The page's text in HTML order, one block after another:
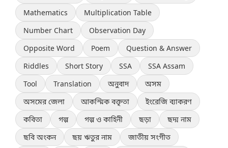
Mathematics
Multiplication Table
Number Chart
Observation Day
Opposite Word
Poem
Question & Answer
Riddles
Short Story SSA
SSA Assam
Tool
Translation অনুবাদ
অসম
অসমের জেলা
আকস্মিক বক্তৃতা
ইংরেজি ব্যাকরণ
কবিতা
গল্প গল্প ও কাহিনী ছড়া
ছদ্ম নাম
ছবি অংকন
ছয় ঋতুর নাম জাতীয় সংগীত